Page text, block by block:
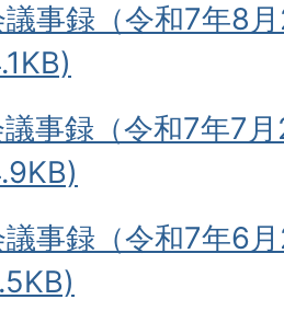
事録（令和7年8
事録（令和7年7
事録（令和7年6